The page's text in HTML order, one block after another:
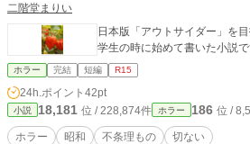
二階堂まりい
日本版「アウトサイダー」を
学生の時に始めて書いた小説で
ホラー 完結 短編 R15
24h.ポイント 42pt
小説 18,181 位 / 228,874件 ホラー 186 位 /
ホラー 昭和 不条理もの 切ない